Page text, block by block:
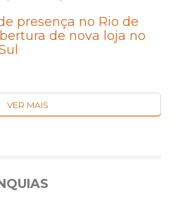
presença no Rio de
de nova loja no
VER MAIS